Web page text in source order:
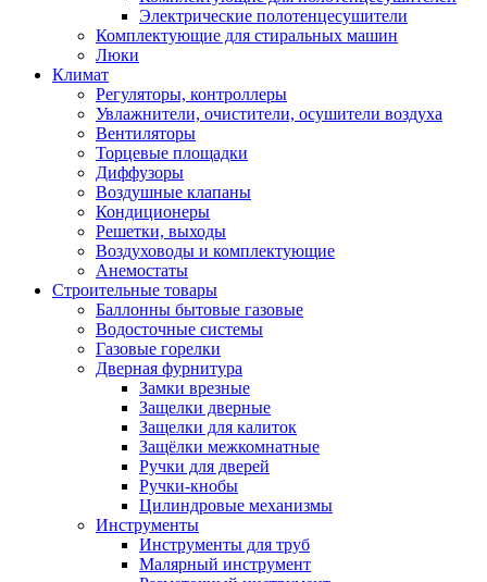
Электрические полотенцесушители
Комплектующие для стиральных машин
Люки
Климат
Регуляторы, контроллеры
Увлажнители, очистители, осушители воздуха
Вентиляторы
Торцевые площадки
Диффузоры
Воздушные клапаны
Кондиционеры
Решетки, выходы
Воздуховоды и комплектующие
Анемостаты
Строительные товары
Баллонны бытовые газовые
Водосточные системы
Газовые горелки
Дверная фурнитура
Замки врезные
Защелки дверные
Защелки для калиток
Защёлки межкомнатные
Ручки для дверей
Ручки-кнобы
Цилиндровые механизмы
Инструменты
Инструменты для труб
Малярный инструмент